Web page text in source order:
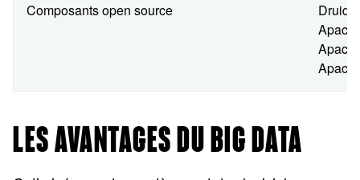
Composants open source
Druid,
LES AVANTAGES DU BIG DATA